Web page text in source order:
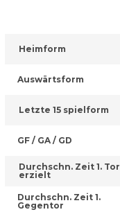
Heimform
Auswärtsform
Letzte 15 spielform
GF / GA / GD
Durchschn. Zeit 1. Tor
erzielt
Durchschn. Zeit 1.
Gegentor